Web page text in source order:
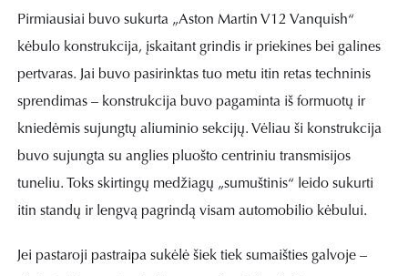
Pirmiausiai buvo sukurta „Aston Martin V12 Vanquish“
kėbulo konstrukcija, įskaitant grindis ir priekines bei galines
pertvaras. Jai buvo pasirinktas tuo metu itin retas techninis
sprendimas – konstrukcija buvo pagaminta iš formuotų ir
kniedėmis sujungtų aliuminio sekcijų. Vėliau ši konstrukcija
buvo sujungta su anglies pluošto centriniu transmisijos
tuneliu. Toks skirtingų medžiagų „sumuštinis“ leido sukurti
itin standų ir lengvą pagrindą visam automobilio kėbului.
Jei pastaroji pastraipa sukėlė šiek tiek sumaišties galvoje –